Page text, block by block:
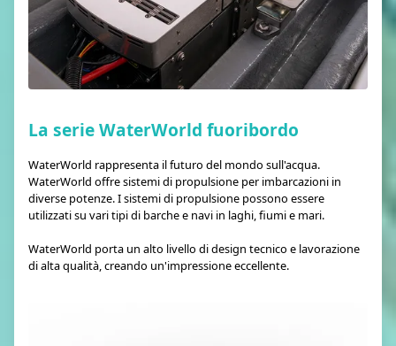
La serie WaterWorld fuoribordo
WaterWorld rappresenta il futuro del mondo sull'acqua.
WaterWorld offre sistemi di propulsione per imbarcazioni in
diverse potenze. I sistemi di propulsione possono essere
utilizzati su vari tipi di barche e navi in laghi, fiumi e mari.
WaterWorld porta un alto livello di design tecnico e lavorazione
di alta qualità, creando un'impressione eccellente.